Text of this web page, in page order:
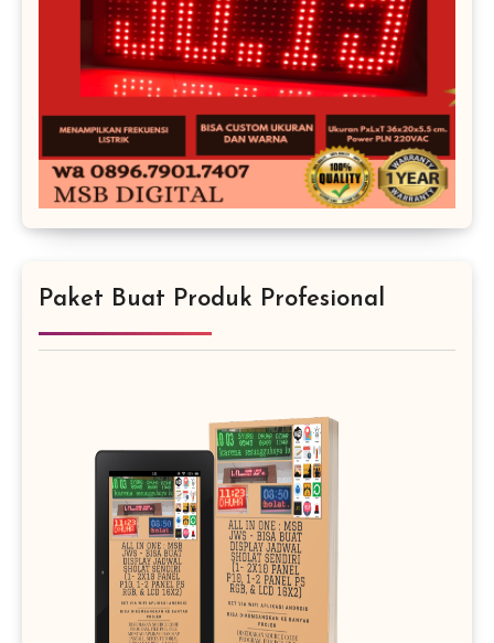
Paket Buat Produk Profesional